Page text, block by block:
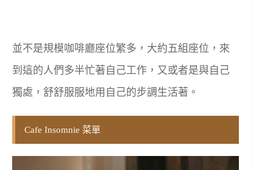
並不是規模咖啡廳座位繁多，大約五組座位，來
到這的人們多半忙著自己工作，又或者是與自己
獨處，舒舒服服地用自己的步調生活著。
Cafe Insomnie 菜單